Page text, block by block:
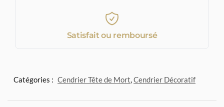
Satisfait ou remboursé
Catégories : Cendrier Tête de Mort,Cendrier Décoratif